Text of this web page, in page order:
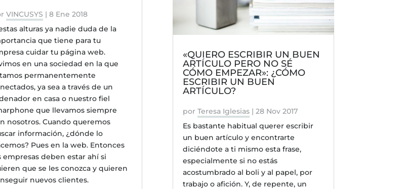
VINCUSYS | 8 Ene 2018
alturas ya nadie duda de la
que tiene para tu
cuidar tu página web.
en una sociedad en la que
permanentemente
ya sea a través de un
en casa o nuestro fiel
que llevamos siempre
nosotros. Cuando queremos
información, ¿dónde lo
Pues en la web. Entonces
empresas deben estar ahí si
que se les conozca y quieren
nuevos clientes.
«QUIERO ESCRIBIR UN BUEN
ARTÍCULO PERO NO SÉ
CÓMO EMPEZAR»: ¿CÓMO
ESCRIBIR UN BUEN
ARTÍCULO?
por Teresa Iglesias| 28 Nov 2017
Es bastante habitual querer escribir
un buen artículo y encontrarte
diciéndote a ti mismo esta frase,
especialmente si no estás
acostumbrado al boli y al papel, por
trabajo o afición. Y, de repente, un